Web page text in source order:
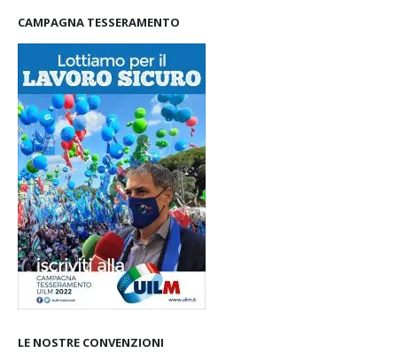
CAMPAGNA TESSERAMENTO
LE NOSTRE CONVENZIONI